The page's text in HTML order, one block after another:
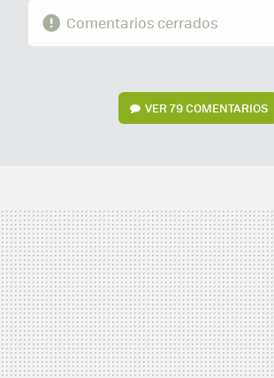
Comentarios cerrados
VER79 COMENTARIOS